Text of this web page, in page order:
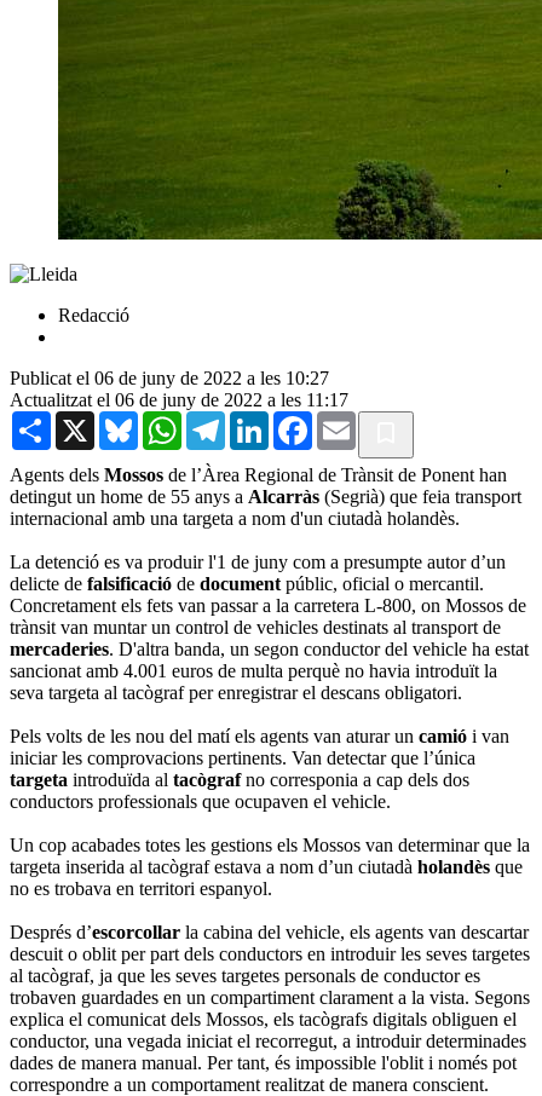
Redacció
Publicat el 06 de juny de 2022 a les 10:27
Actualitzat el 06 de juny de 2022 a les 11:17
Share X BlueskyWhatsAppTelegramLinkedInFacebook
Email
Agents dels Mossos de l’Àrea Regional de Trànsit de Ponent han
detingut un home de 55 anys a Alcarràs (Segrià) que feia transport
internacional amb una targeta a nom d'un ciutadà holandès.
La detenció es va produir l'1 de juny com a presumpte autor d’un
delicte de falsificació de document públic, oficial o mercantil.
Concretament els fets van passar a la carretera L-800, on Mossos de
trànsit van muntar un control de vehicles destinats al transport de
mercaderies. D'altra banda, un segon conductor del vehicle ha estat
sancionat amb 4.001 euros de multa perquè no havia introduït la
seva targeta al tacògraf per enregistrar el descans obligatori.
Pels volts de les nou del matí els agents van aturar un camió i van
iniciar les comprovacions pertinents. Van detectar que l’única
targeta introduïda al tacògrafno corresponia a cap dels dos
conductors professionals que ocupaven el vehicle.
Un cop acabades totes les gestions els Mossos van determinar que la
targeta inserida al tacògraf estava a nom d’un ciutadà holandès que
no es trobava en territori espanyol.
Després d’escorcollar la cabina del vehicle, els agents van descartar
descuit o oblit per part dels conductors en introduir les seves targetes
al tacògraf, ja que les seves targetes personals de conductor es
trobaven guardades en un compartiment clarament a la vista. Segons
explica el comunicat dels Mossos, els tacògrafs digitals obliguen el
conductor, una vegada iniciat el recorregut, a introduir determinades
dades de manera manual. Per tant, és impossible l'oblit i només pot
correspondre a un comportament realitzat de manera conscient.